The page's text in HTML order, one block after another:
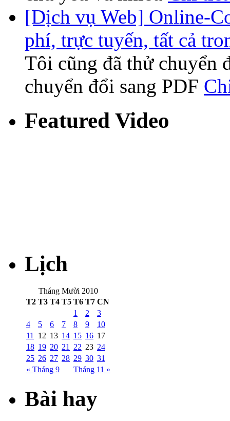
[Dịch vụ Web] Online-
phí, trực tuyến, tất cả
Tôi cũng đã thử chuyển
chuyển đổi sang PDF
Featured Video
Lịch
Tháng Mười 2010
T2 T3 T4 T5 T6 T7 CN
« Tháng 9 Tháng 11 »
1 2
3
4
5 6 7 8 9
10
11
12 13 14 15 16 17
18 19 20 21 22 23 24
25 26 27 28 29 30 31
Bài hay